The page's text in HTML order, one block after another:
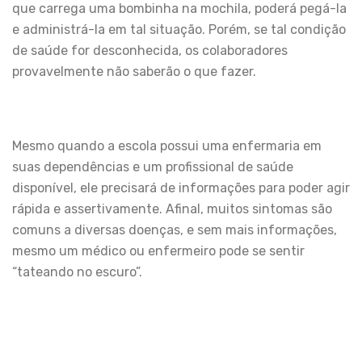
que carrega uma bombinha na mochila, poderá pegá-la
e administrá-la em tal situação. Porém, se tal condição
de saúde for desconhecida, os colaboradores
provavelmente não saberão o que fazer.
Mesmo quando a escola possui uma enfermaria em
suas dependências e um profissional de saúde
disponível, ele precisará de informações para poder agir
rápida e assertivamente. Afinal, muitos sintomas são
comuns a diversas doenças, e sem mais informações,
mesmo um médico ou enfermeiro pode se sentir
“tateando no escuro”.